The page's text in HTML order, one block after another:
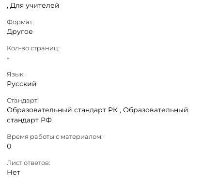
, Для учителей
Формат:
Другое
Кол-во страниц:
-
Язык:
Русский
Стандарт:
Образовательный стандарт РК , Образовательный
стандарт РФ
Время работы с материалом:
0
Лист ответов:
Нет